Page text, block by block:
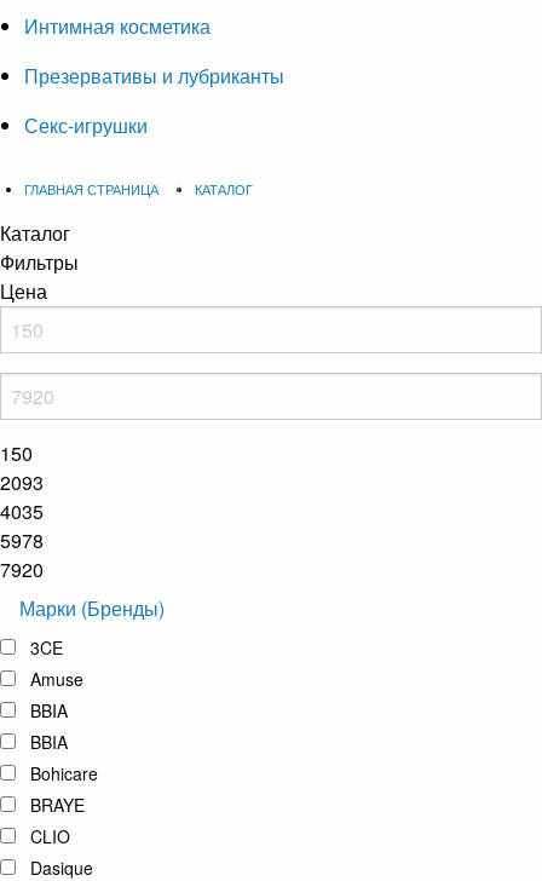
Интимная косметика
Презервативы и лубриканты
Секс-игрушки
ГЛАВНАЯ СТРАНИЦА КАТАЛОГ
Каталог
Фильтры
Цена
150
2093
4035
5978
7920
Марки (Бренды)
3CE
Amuse
BBIA
BBIA
Bohicare
BRAYE
CLIO
Dasique